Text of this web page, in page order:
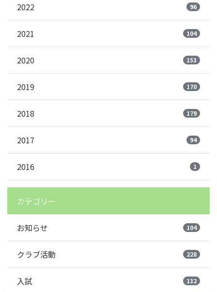
2022 96
2021 104
2020 153
2019 170
2018 179
2017 94
2016 1
カテゴリー
お知らせ 104
クラブ活動 228
入試 132